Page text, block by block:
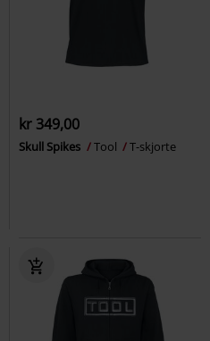
kr 349,00
Skull Spikes Tool T-skjorte